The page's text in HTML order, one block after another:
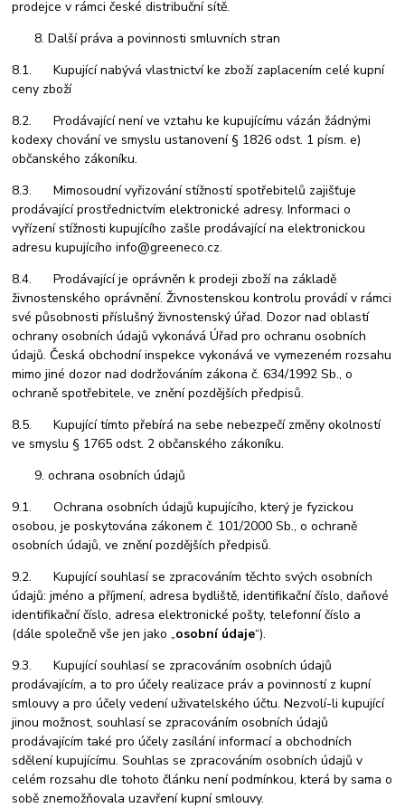
prodejce v rámci české distribuční sítě.
Další práva a povinnosti smluvních stran
8.1. Kupující nabývá vlastnictví ke zboží zaplacením celé kupní
ceny zboží
8.2. Prodávající není ve vztahu ke kupujícímu vázán žádnými
kodexy chování ve smyslu ustanovení § 1826 odst. 1 písm. e)
občanského zákoníku.
8.3. Mimosoudní vyřizování stížností spotřebitelů zajišťuje
prodávající prostřednictvím elektronické adresy. Informaci o
vyřízení stížnosti kupujícího zašle prodávající na elektronickou
adresu kupujícího info@greeneco.cz.
8.4. Prodávající je oprávněn k prodeji zboží na základě
živnostenského oprávnění. Živnostenskou kontrolu provádí v rámci
své působnosti příslušný živnostenský úřad. Dozor nad oblastí
ochrany osobních údajů vykonává Úřad pro ochranu osobních
údajů. Česká obchodní inspekce vykonává ve vymezeném rozsahu
mimo jiné dozor nad dodržováním zákona č. 634/1992 Sb., o
ochraně spotřebitele, ve znění pozdějších předpisů.
8.5. Kupující tímto přebírá na sebe nebezpečí změny okolností
ve smyslu § 1765 odst. 2 občanského zákoníku.
ochrana osobních údajů
9.1. Ochrana osobních údajů kupujícího, který je fyzickou
osobou, je poskytována zákonem č. 101/2000 Sb., o ochraně
osobních údajů, ve znění pozdějších předpisů.
9.2. Kupující souhlasí se zpracováním těchto svých osobních
údajů: jméno a příjmení, adresa bydliště, identifikační číslo, daňové
identifikační číslo, adresa elektronické pošty, telefonní číslo a
(dále společně vše jen jako „osobní údaje“).
9.3. Kupující souhlasí se zpracováním osobních údajů
prodávajícím, a to pro účely realizace práv a povinností z kupní
smlouvy a pro účely vedení uživatelského účtu. Nezvolí-li kupující
jinou možnost, souhlasí se zpracováním osobních údajů
prodávajícím také pro účely zasílání informací a obchodních
sdělení kupujícímu. Souhlas se zpracováním osobních údajů v
celém rozsahu dle tohoto článku není podmínkou, která by sama o
sobě znemožňovala uzavření kupní smlouvy.